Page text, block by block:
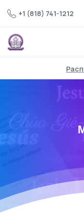
+1 (818) 741-1212